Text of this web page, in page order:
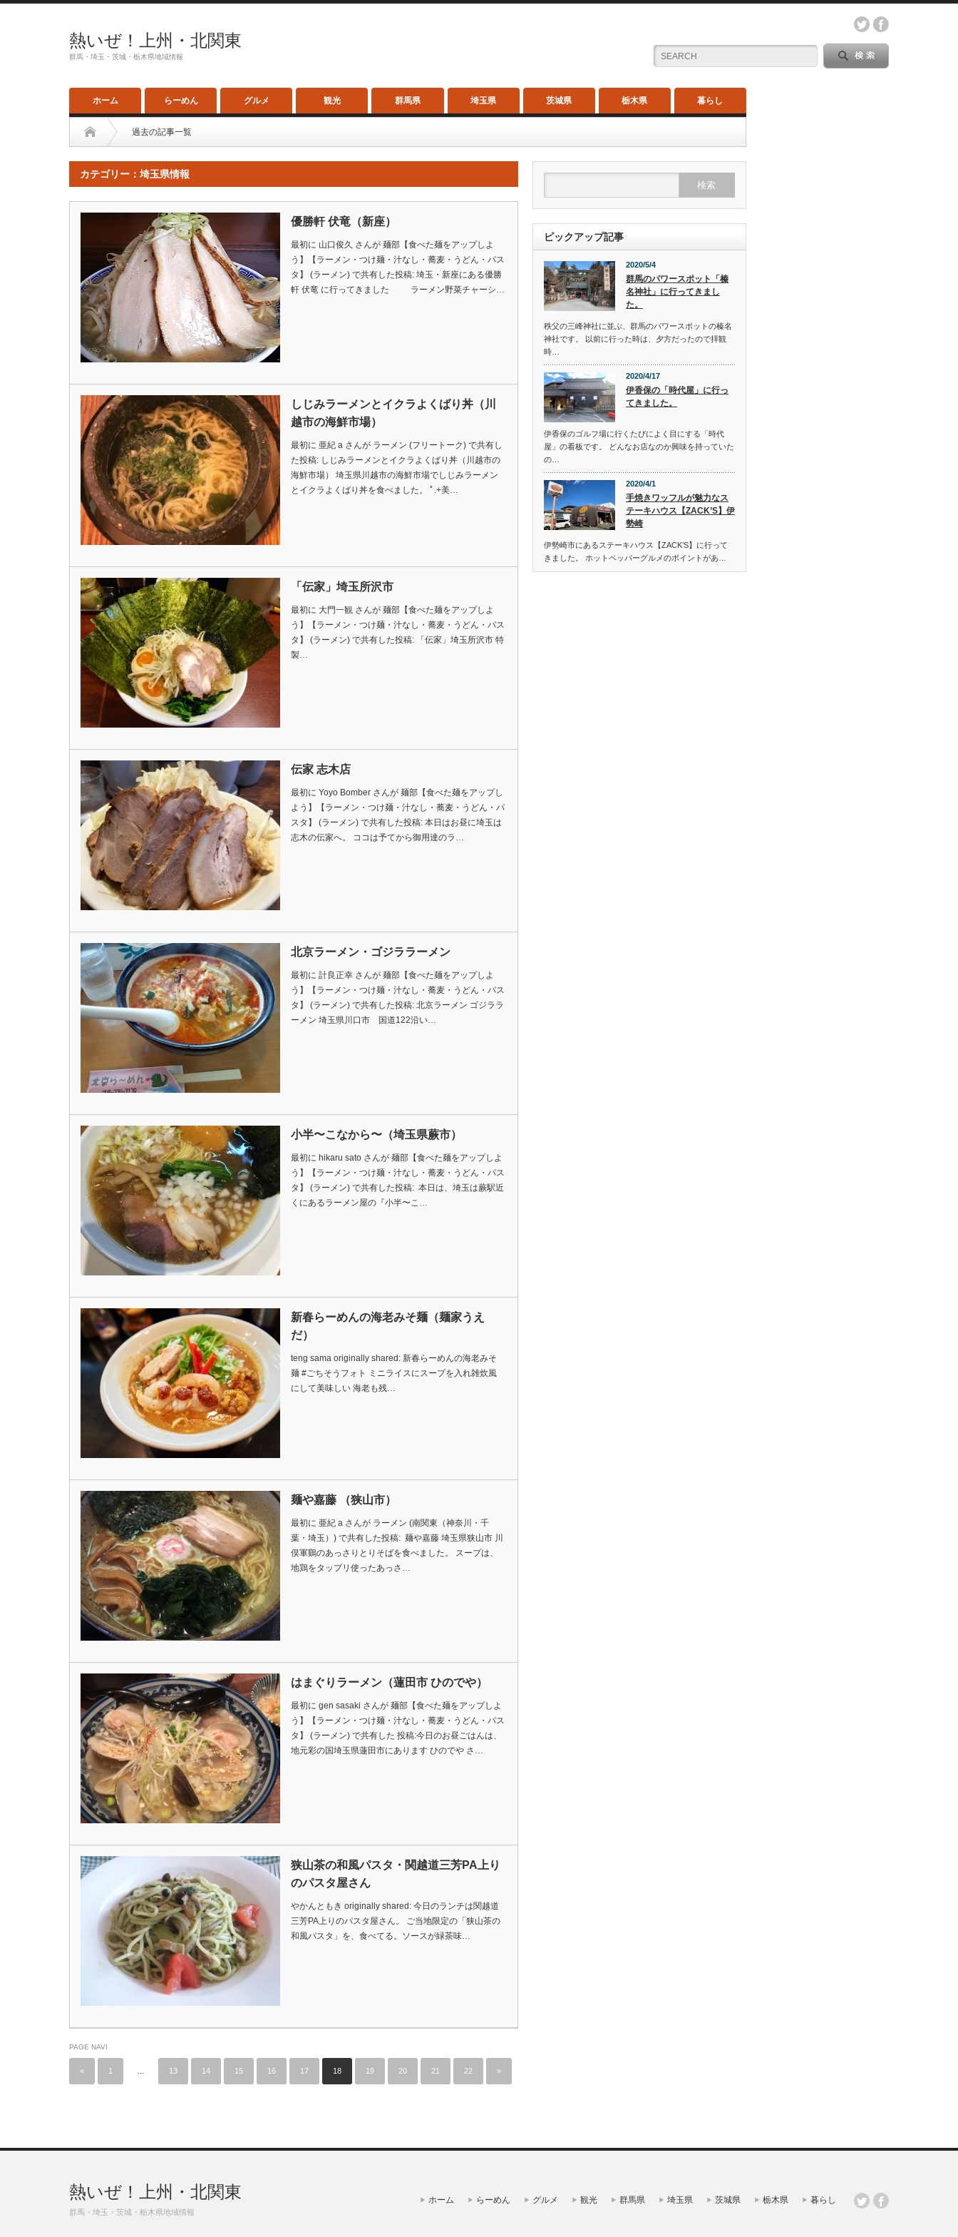
熱いぜ！上州・北関東
群馬・埼玉・茨城・栃木県地域情報
ホーム らーめん グルメ 観光 群馬県 埼玉県 茨城県 栃木県 暮らし
過去の記事一覧
カテゴリー：埼玉県情報
優勝軒 伏竜（新座）
最初に 山口俊久 さんが 麺部【食べた麺をアップしよ
う】【ラーメン・つけ麺・汁なし・蕎麦・うどん・パス
タ】 (ラーメン) で共有した投稿: 埼玉・新座にある優勝
軒 伏竜 に行ってきました ラーメン野菜チャーシ…
しじみラーメンとイクラよくばり丼（川
越市の海鮮市場）
最初に 亜紀 a さんが ラーメン (フリートーク) で共有し
た投稿: しじみラーメンとイクラよくばり丼（川越市の
海鮮市場） 埼玉県川越市の海鮮市場でしじみラーメン
とイクラよくばり丼を食べました。 ﾟ.+美…
「伝家」埼玉所沢市
最初に 大門一観 さんが 麺部【食べた麺をアップしよ
う】【ラーメン・つけ麺・汁なし・蕎麦・うどん・パス
タ】 (ラーメン) で共有した投稿: 「伝家」埼玉所沢市 特
製…
伝家 志木店
最初に Yoyo Bomber さんが 麺部【食べた麺をアップし
よう】【ラーメン・つけ麺・汁なし・蕎麦・うどん・パ
スタ】 (ラーメン) で共有した投稿: 本日はお昼に埼玉は
志木の伝家へ。 ココは予てから御用達のラ…
北京ラーメン・ゴジララーメン
最初に 計良正幸 さんが 麺部【食べた麺をアップしよ
う】【ラーメン・つけ麺・汁なし・蕎麦・うどん・パス
タ】 (ラーメン) で共有した投稿: 北京ラーメン ゴジララ
ーメン 埼玉県川口市 国道122沿い…
小半〜こなから〜（埼玉県蕨市）
最初に hikaru sato さんが 麺部【食べた麺をアップしよ
う】【ラーメン・つけ麺・汁なし・蕎麦・うどん・パス
タ】 (ラーメン) で共有した投稿: 本日は、埼玉は蕨駅近
くにあるラーメン屋の『小半〜こ…
新春らーめんの海老みそ麺（麺家うえ
だ）
teng sama originally shared: 新春らーめんの海老みそ
麺 #ごちそうフォト ミニライスにスープを入れ雑炊風
にして美味しい 海老も残…
麺や嘉藤 （狭山市）
最初に 亜紀 a さんが ラーメン (南関東（神奈川・千
葉・埼玉）) で共有した投稿: 麺や嘉藤 埼玉県狭山市 川
俣軍鷄のあっさりとりそばを食べました。 スープは、
地鶏をタップリ使ったあっさ…
はまぐりラーメン（蓮田市 ひのでや）
最初に gen sasaki さんが 麺部【食べた麺をアップしよ
う】【ラーメン・つけ麺・汁なし・蕎麦・うどん・パス
タ】 (ラーメン) で共有した 投稿:今日のお昼ごはんは、
地元彩の国埼玉県蓮田市にあります ひのでや さ…
狭山茶の和風パスタ・関越道三芳PA上り
のパスタ屋さん
やかんともき originally shared: 今日のランチは関越道
三芳PA上りのパスタ屋さん。 ご当地限定の「狭山茶の
和風パスタ」を、食べてる。ソースが緑茶味…
PAGE NAVI
« 1 13 14 15 16 17 18 19 20 21 22 »
ピックアップ記事
2020/5/4
群馬のパワースポット「榛
名神社」に行ってきまし
た。
秩父の三峰神社に並ぶ、群馬のパワースポットの榛名
神社です。 以前に行った時は、夕方だったので拝観
時…
2020/4/17
伊香保の「時代屋」に行っ
てきました。
伊香保のゴルフ場に行くたびによく目にする「時代
屋」の看板です。 どんなお店なのか興味を持っていた
の…
2020/4/1
手焼きワッフルが魅力なス
テーキハウス【ZACK’S】伊
勢崎
伊勢崎市にあるステーキハウス【ZACK’S】に行って
きました。 ホットペッパーグルメのポイントがあ…
熱いぜ！上州・北関東
群馬・埼玉・茨城・栃木県地域情報
ホーム らーめん グルメ 観光 群馬県 埼玉県 茨城県 栃木県 暮らし